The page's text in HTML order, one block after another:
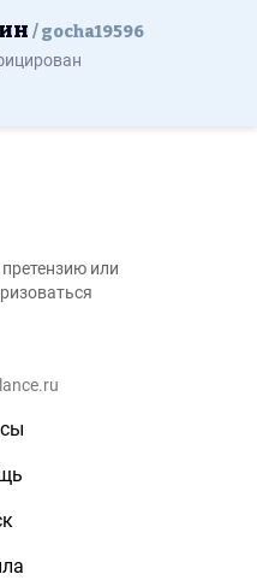
gocha19596
или